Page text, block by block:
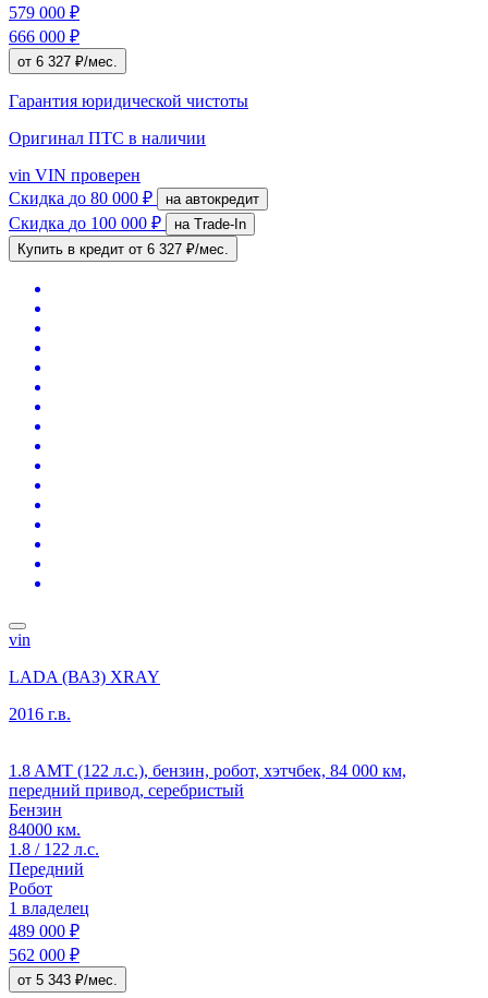
579 000 ₽
666 000 ₽
от 6 327 ₽/мес.
Гарантия юридической чистоты
Оригинал ПТС в наличии
vin VIN проверен
Скидка до 80 000 ₽ на автокредит
Скидка до 100 000 ₽
на Trade-In
Купить в кредит от 6 327 ₽/мес.
vin
LADA (ВАЗ) XRAY
2016 г.в.
1.8 AMT (122 л.с.), бензин, робот, хэтчбек, 84 000 км,
передний привод, серебристый
Бензин
84000 км.
1.8 / 122 л.с.
Передний
Робот
1 владелец
489 000 ₽
562 000 ₽
от 5 343 ₽/мес.